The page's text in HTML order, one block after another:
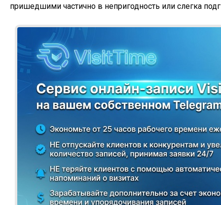
пришедшими частично в непригодность или слегка